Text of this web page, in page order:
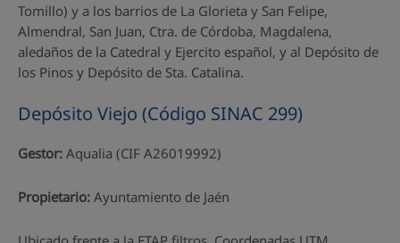
Tomillo) y a los barrios de La Glorieta y San Felipe,
Almendral, San Juan, Ctra. de Córdoba, Magdalena,
aledaños de la Catedral y Ejercito español, y al Depósito de
los Pinos y Depósito de Sta. Catalina.
Depósito Viejo (Código SINAC 299)
Gestor: Aqualia (CIF A26019992)
Propietario: Ayuntamiento de Jaén